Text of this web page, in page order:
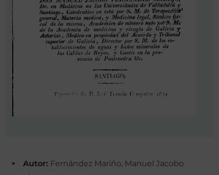
Autor: Fernández Mariño, Manuel Jacobo